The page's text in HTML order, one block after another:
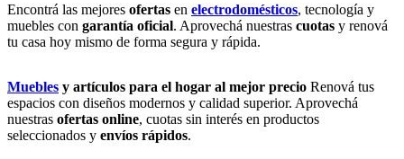
Encontrá las mejores ofertas en electrodomésticos, tecnología y
muebles con garantía oficial. Aprovechá nuestras cuotas y renová
tu casa hoy mismo de forma segura y rápida.
Muebles y artículos para el hogar al mejor precio Renová tus
espacios con diseños modernos y calidad superior. Aprovechá
nuestras ofertas online, cuotas sin interés en productos
seleccionados y envíos rápidos.